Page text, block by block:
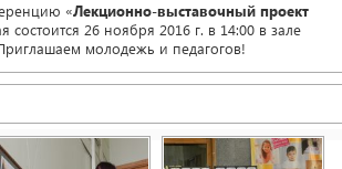
«Лекционно-выставочный проект
состоится 26 ноября 2016 г. в 14:00 в зале
молодежь и педагогов!